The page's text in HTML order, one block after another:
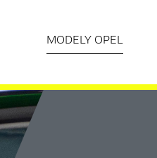
MODELY OPEL